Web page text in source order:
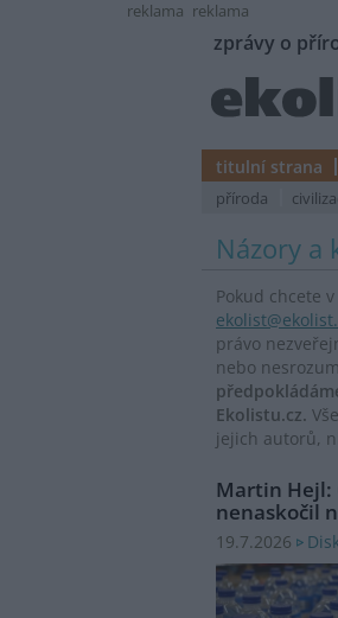
reklama reklama
zprávy o
titulní strana
příroda
Názory a
Pokud chcete
právo
nebo
Ekolistu.cz.
jejich autorů,
Martin Hejl:
nenaskočil
19.7.2026